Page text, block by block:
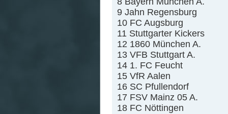
9 Jahn Regensburg
10 FC Augsburg
11 Stuttgarter Kickers
12 1860 München A.
13 VFB Stuttgart A.
14 1. FC Feucht
15 VfR Aalen
16 SC Pfullendorf
17 FSV Mainz 05 A.
18 FC Nöttingen